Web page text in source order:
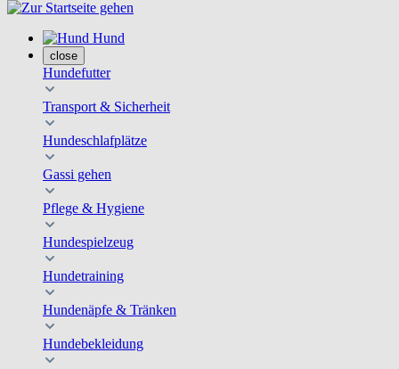
Hund
close
Hundefutter
Transport & Sicherheit
Hundeschlafplätze
Gassi gehen
Pflege & Hygiene
Hundespielzeug
Hundetraining
Hundenäpfe & Tränken
Hundebekleidung